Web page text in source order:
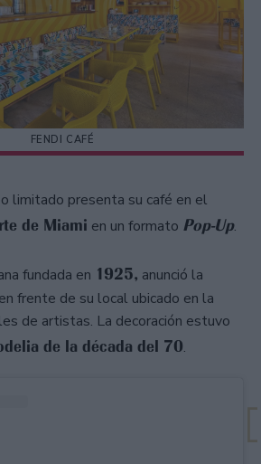
FENDI CAFÉ
limitado presenta su café en el
de Miami en un formato Pop-Up.
fundada en 1925, anunció la
en frente de su local ubicado en la
de artistas. La decoración estuvo
de la década del 70.